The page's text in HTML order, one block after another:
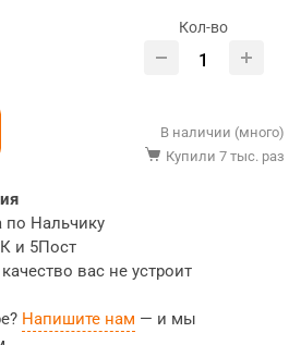
Кол-во
В наличии (много)
Купили 7 тыс. раз
по Нальчику
и 5Пост
вас не устроит
Напишите нам — и мы